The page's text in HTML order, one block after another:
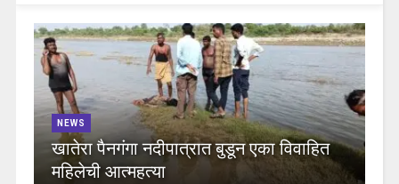
NEWS
खातेरा पैनगंगा नदीपात्रात बुडून एका विवाहित
महिलेची आत्महत्या